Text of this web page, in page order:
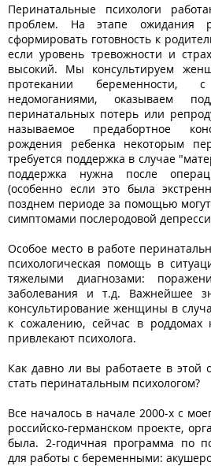
Перинатальные психологи
проблем. На этапе ожидания
сформировать готовность к
если уровень тревожности и
высокий. Мы консультируем
протекании беременности, с
недомоганиями, оказываем
перинатальных потерь или
называемое предабортное
рождения ребенка некоторым
требуется поддержка в случае
поддержка нужна после
(особенно если это была
позднем периоде за помощью
симптомами послеродовой
Особое место в работе
психологическая помощь в
тяжелыми диагнозами:
заболевания и т.д. Важнейшее
консультирование женщины в
к сожалению, сейчас в роддомах
привлекают психолога.
Как давно ли вы работаете в этой
стать перинатальным психологом?
Все началось в начале 2000-х с
российско-германском проекте,
была. 2-годичная программа по
для работы с беременными: